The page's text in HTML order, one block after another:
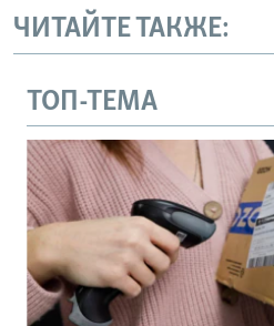
ЧИТАЙТЕ ТАКЖЕ:
ТОП-ТЕМА